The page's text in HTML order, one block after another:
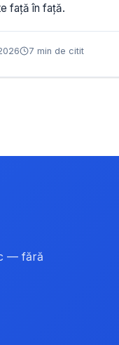
față în față.
7 min de citit
— fără